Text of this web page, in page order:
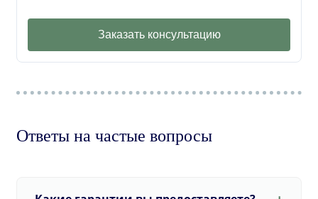
Заказать консультацию
Ответы на частые вопросы